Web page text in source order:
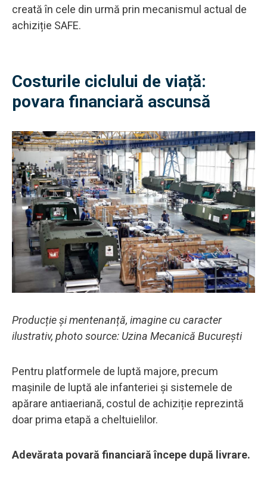
creată în cele din urmă prin mecanismul actual de
achiziție SAFE.
Costurile ciclului de viață:
povara financiară ascunsă
Producție și mentenanță, imagine cu caracter
ilustrativ, photo source: Uzina Mecanică București
Pentru platformele de luptă majore, precum
mașinile de luptă ale infanteriei și sistemele de
apărare antiaeriană, costul de achiziție reprezintă
doar prima etapă a cheltuielilor.
Adevărata povară financiară începe după livrare.